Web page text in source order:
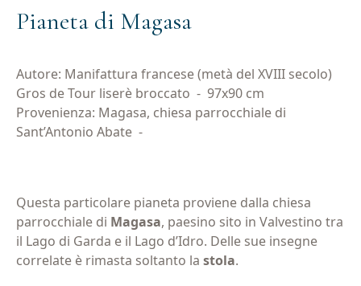
Pianeta di Magasa
Autore: Manifattura francese (metà del XVIII secolo)
Gros de Tour liserè broccato - 97x90 cm
Provenienza: Magasa, chiesa parrocchiale di
Sant’Antonio Abate -
Questa particolare pianeta proviene dalla chiesa
parrocchiale di Magasa, paesino sito in Valvestino tra
il Lago di Garda e il Lago d’Idro. Delle sue insegne
correlate è rimasta soltanto la stola.